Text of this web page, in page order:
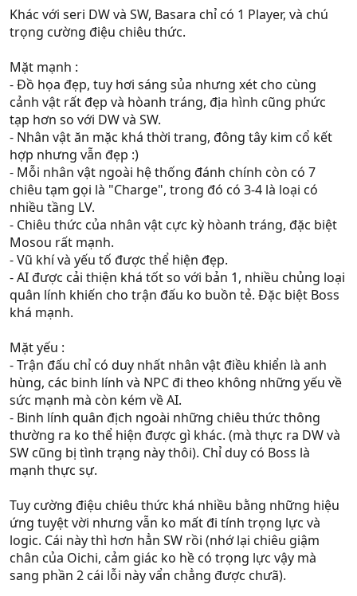
Khác với seri DW và SW, Basara chỉ có 1 Player, và chú
trọng cường điệu chiêu thức.
Mặt mạnh :
- Đồ họa đẹp, tuy hơi sáng sủa nhưng xét cho cùng
cảnh vật rất đẹp và hòanh tráng, địa hình cũng phức
tạp hơn so với DW và SW.
- Nhân vật ăn mặc khá thời trang, đông tây kim cổ kết
hợp nhưng vẫn đẹp :)
- Mỗi nhân vật ngoài hệ thống đánh chính còn có 7
chiêu tạm gọi là "Charge", trong đó có 3-4 là loại có
nhiều tầng LV.
- Chiêu thức của nhân vật cực kỳ hòanh tráng, đặc biệt
Mosou rất mạnh.
- Vũ khí và yếu tố được thể hiện đẹp.
- AI được cải thiện khá tốt so với bản 1, nhiều chủng loại
quân lính khiến cho trận đấu ko buồn tẻ. Đặc biệt Boss
khá mạnh.
Mặt yếu :
- Trận đấu chỉ có duy nhất nhân vật điều khiển là anh
hùng, các binh lính và NPC đi theo không những yếu về
sức mạnh mà còn kém về AI.
- Binh lính quân địch ngoài những chiêu thức thông
thường ra ko thể hiện được gì khác. (mà thực ra DW và
SW cũng bị tình trạng này thôi). Chỉ duy có Boss là
mạnh thực sự.
Tuy cường điệu chiêu thức khá nhiều bằng những hiệu
ứng tuyệt vời nhưng vẫn ko mất đi tính trọng lực và
logic. Cái này thì hơn hẳn SW rồi (nhớ lại chiêu giậm
chân của Oichi, cảm giác ko hề có trọng lực vậy mà
sang phần 2 cái lỗi này vẩn chẳng được chưã).